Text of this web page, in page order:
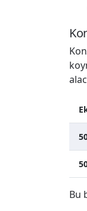
Bu